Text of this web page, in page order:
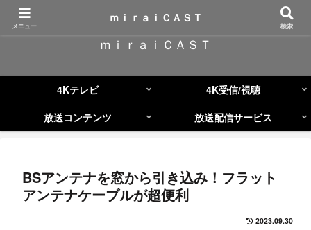
コンテンツへスキップ
ｍｉｒａｉＣＡＳＴ
4Kテレビ
4K受信/視聴
放送コンテンツ
放送配信サービス
BSアンテナを窓から引き込み！フラット
アンテナケーブルが超便利
2023.09.30
メニュー
ｍｉｒａｉＣＡＳＴ
検索